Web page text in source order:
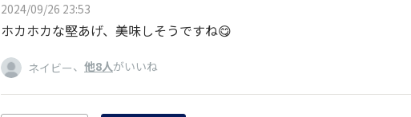
2024/09/26 23:53
ホカホカな堅あげ、美味しそうですね😋
ネイビー、 他8人がいいね